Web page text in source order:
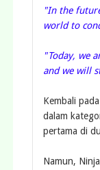
"In the
world to
"Today, we
and we will
Kembali
dalam
pertama di
Namun,